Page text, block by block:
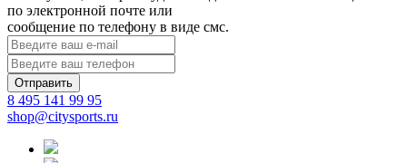
по электронной почте или
сообщение по телефону в виде смс.
Отправить
8 495 141 99 95
shop@citysports.ru